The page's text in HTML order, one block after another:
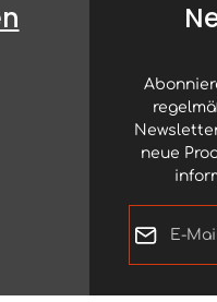
neue